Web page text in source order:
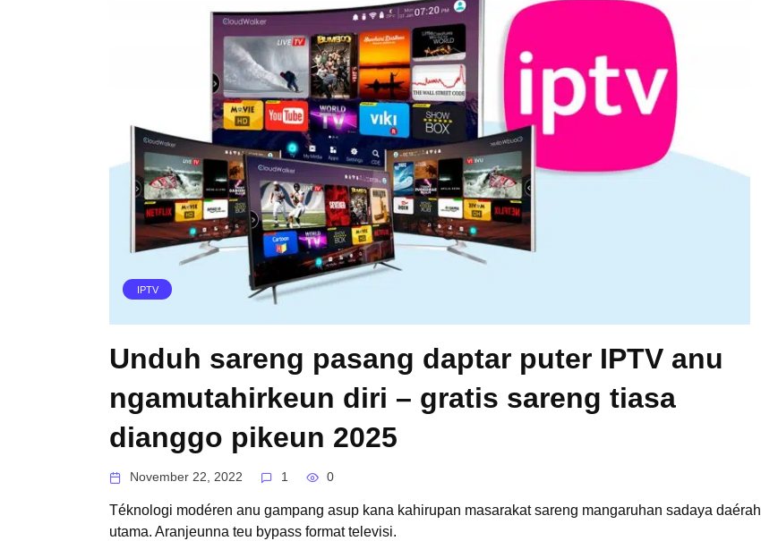
IPTV
Unduh sareng pasang daptar puter IPTV anu
ngamutahirkeun diri – gratis sareng tiasa
dianggo pikeun 2025
November 22, 2022 1 0
Téknologi modéren anu gampang asup kana kahirupan masarakat sareng mangaruhan sadaya daérah
utama. Aranjeunna teu bypass format televisi.